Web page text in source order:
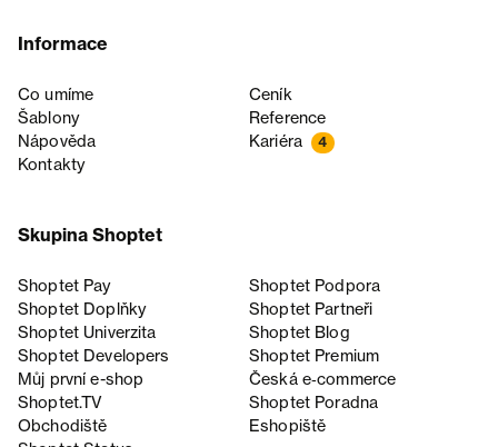
Informace
Co umíme
Ceník
Šablony
Reference
Nápověda
Kariéra 4
Kontakty
Skupina Shoptet
Shoptet Pay
Shoptet Podpora
Shoptet Doplňky
Shoptet Partneři
Shoptet Univerzita
Shoptet Blog
Shoptet Developers
Shoptet Premium
Můj první e-shop
Česká e‑commerce
Shoptet.TV
Shoptet Poradna
Obchodiště
Eshopiště